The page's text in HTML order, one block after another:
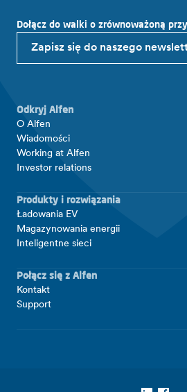
Dołącz do walki o zrównoważoną
Zapisz się do naszego
Odkryj Alfen
O Alfen
Wiadomości
Working at Alfen
Investor relations
Produkty i rozwiązania
Ładowania EV
Magazynowania energii
Inteligentne sieci
Połącz się z Alfen
Kontakt
Support